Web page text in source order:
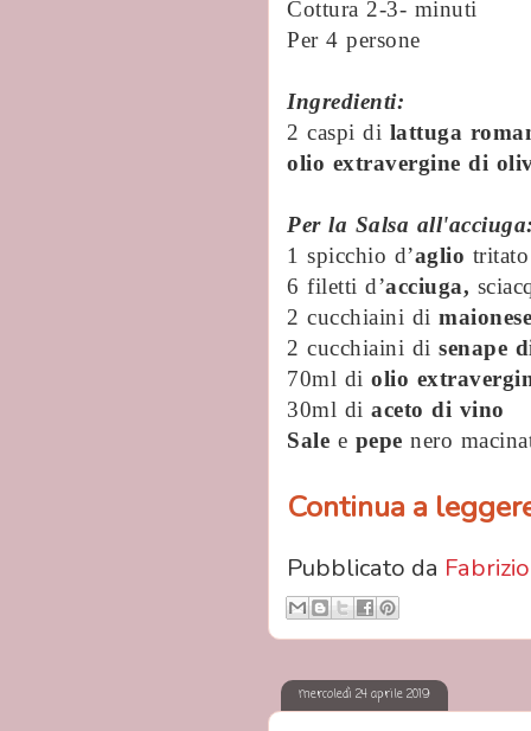
Cottura 2-3- minuti
Per 4 persone
Ingredienti:
2 caspi di lattuga
olio extravergine di
Per la Salsa
1 spicchio d’aglio
6 filetti d’acciuga,
2 cucchiaini di maionese
2 cucchiaini di senape
70ml di olio
30ml di aceto di vino
Sale e pepe nero
Continua a
Pubblicato da
mercoledì 24 aprile 2019